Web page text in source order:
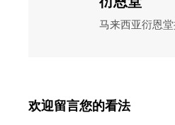
马来西亚衍恩
欢迎留言您的看法